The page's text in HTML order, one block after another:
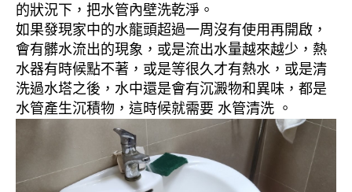
的狀況下，把水管內壁洗乾淨。
如果發現家中的水龍頭超過一周沒有使用再開啟，
會有髒水流出的現象，或是流出水量越來越少，熱
水器有時候點不著，或是等很久才有熱水，或是清
洗過水塔之後，水中還是會有沉澱物和異味，都是
水管產生沉積物，這時候就需要 水管清洗 。